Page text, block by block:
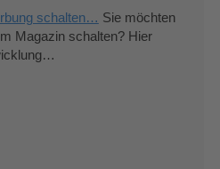
schalten… Sie möchten
Magazin schalten? Hier